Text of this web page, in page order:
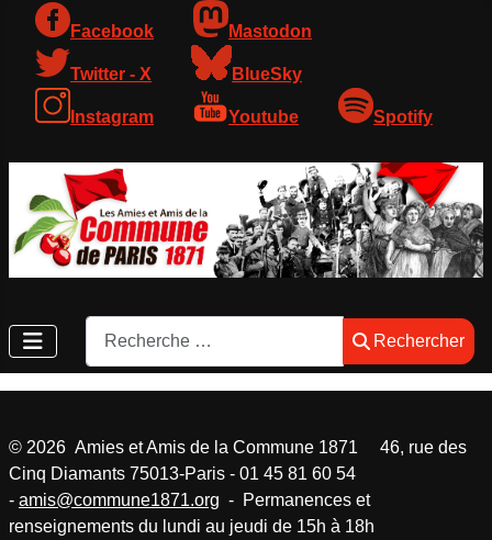
Facebook Mastodon
Twitter - X BlueSky
Instagram Youtube Spotify
Rechercher
Rechercher
© 2026 Amies et Amis de la Commune 1871 46, rue des
Cinq Diamants 75013-Paris - 01 45 81 60 54
- amis@commune1871.org - Permanences et
renseignements du lundi au jeudi de 15h à 18h